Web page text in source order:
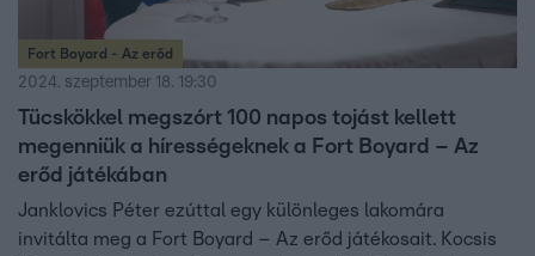
Fort Boyard - Az erőd
2024. szeptember 18. 19:30
Tücskökkel megszórt 100 napos tojást kellett
megenniük a hírességeknek a Fort Boyard – Az
erőd játékában
Janklovics Péter ezúttal egy különleges lakomára
invitálta meg a Fort Boyard – Az erőd játékosait. Kocsis